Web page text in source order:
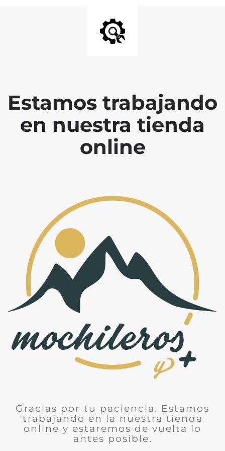
Estamos trabajando
en nuestra tienda
online
Gracias por tu paciencia. Estamos
trabajando en la nuestra tienda
online y estaremos de vuelta lo
antes posible.